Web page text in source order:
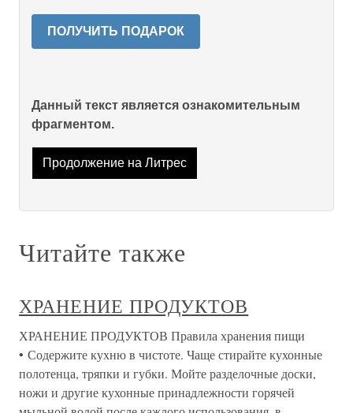
ПОЛУЧИТЬ ПОДАРОК
Данный текст является ознакомительным
фрагментом.
Продолжение на Литрес
Читайте также
ХРАНЕНИЕ ПРОДУКТОВ
ХРАНЕНИЕ ПРОДУКТОВ Правила хранения пищи
• Содержите кухню в чистоте. Чаще стирайте кухонные
полотенца, тряпки и губки. Мойте разделочные доски,
ножи и другие кухонные принадлежности горячей